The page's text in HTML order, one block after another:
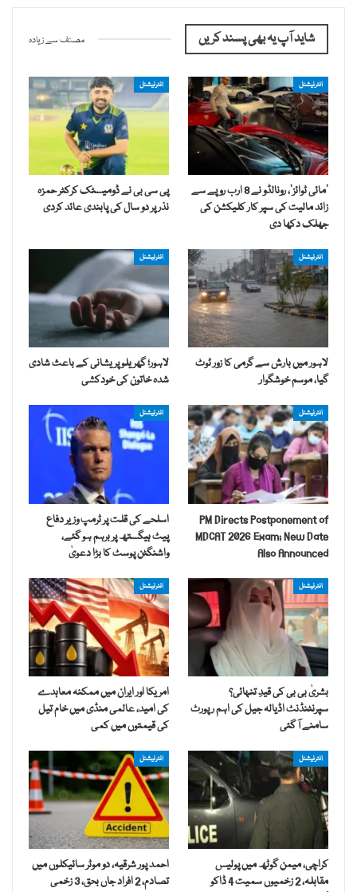
شاید آپ یہ بھی پسند کریں مصنف سے زیادہ
انٹرنیشنل
’مائی ٹوائز‘، رونالڈو نے 8 ارب روپے سے
زائد مالیت کی سپر کار کلیکشن کی
جھلک دکھا دی
انٹرنیشنل
پی سی بی نے ڈومیسٹک کرکٹر حمزہ
نذر پر دو سال کی پابندی عائد کردی
انٹرنیشنل
لاہور میں بارش سے گرمی کا زور ٹوٹ
گیا، موسم خوشگوار
انٹرنیشنل
لاہور؛ گھریلو پریشانی کے باعث شادی
شدہ خاتون کی خودکشی
انٹرنیشنل
PM Directs Postponement of
MDCAT 2026 Exam; New Date
Also Announced
انٹرنیشنل
اسلحے کی قلت پر ٹرمپ وزیر دفاع
پیٹ ہیگستھ پر برہم ہو گئے،
واشنگٹن پوسٹ کا بڑا دعویٰ
انٹرنیشنل
بشریٰ بی بی کی قیدِ تنہائی؟
سپرنٹنڈنٹ اڈیالہ جیل کی اہم رپورٹ
سامنے آ گئی
انٹرنیشنل
امریکا اور ایران میں ممکنہ معاہدے
کی امید، عالمی منڈی میں خام تیل
کی قیمتوں میں کمی
انٹرنیشنل
کراچی، میمن گوٹھ میں پولیس
مقابلہ، 2 زخمیوں سمیت 4 ڈاکو
انٹرنیشنل
احمد پور شرقیہ، دو موٹر سائیکلوں میں
تصادم، 2 افراد جاں بحق، 3 زخمی